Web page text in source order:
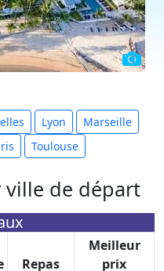
Lyon
Marseille
Toulouse
de départ
Repas
Meilleur
prix